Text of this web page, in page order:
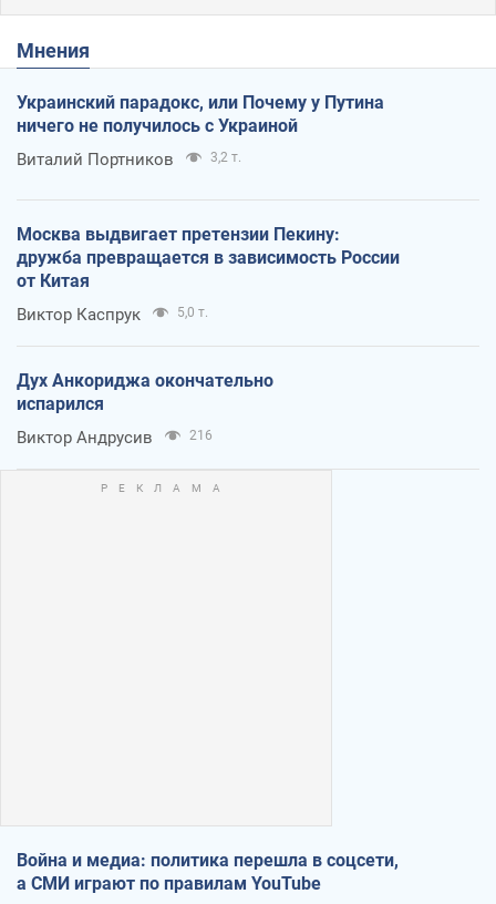
Мнения
Украинский парадокс, или Почему у Путина
ничего не получилось с Украиной
Виталий Портников 3,2 т.
Москва выдвигает претензии Пекину:
дружба превращается в зависимость России
от Китая
Виктор Каспрук 5,0 т.
Дух Анкориджа окончательно
испарился
Виктор Андрусив 216
Война и медиа: политика перешла в соцсети,
а СМИ играют по правилам YouTube